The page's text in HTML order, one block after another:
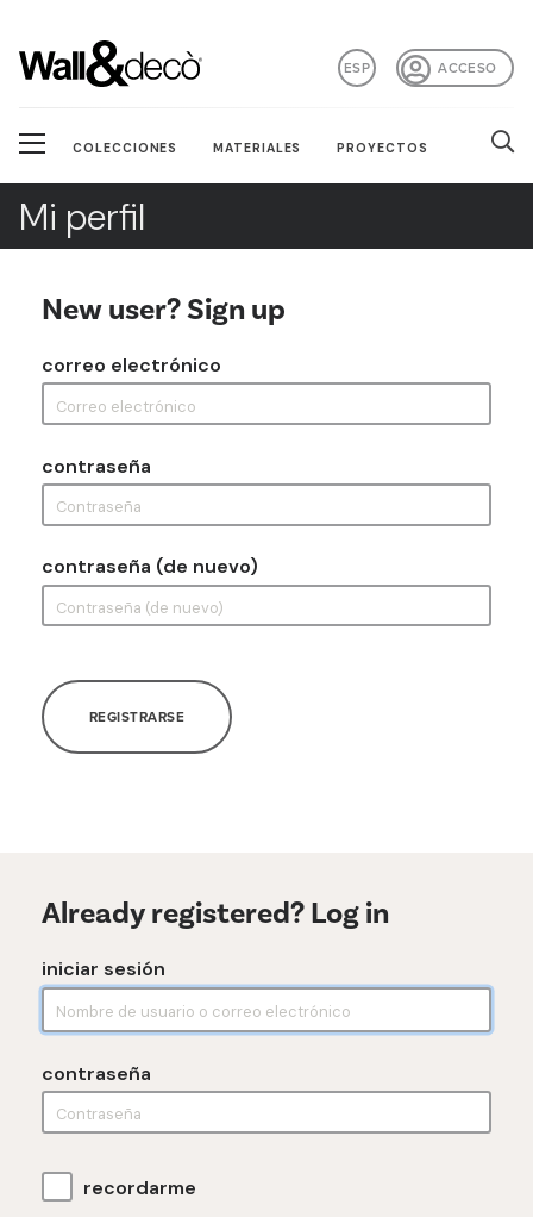
ACCESO
ESP
COLECCIONES MATERIALES PROYECTOS
Mi perfil
New user? Sign up
correo electrónico
contraseña
contraseña (de nuevo)
REGISTRARSE
Already registered? Log in
iniciar sesión
contraseña
recordarme